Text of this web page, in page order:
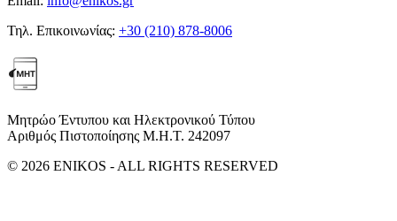
Τηλ. Επικοινωνίας: +30 (210) 878-8006
Μητρώο Έντυπου και Ηλεκτρονικού Τύπου
Αριθμός Πιστοποίησης Μ.Η.Τ. 242097
© 2026 ENIKOS - ALL RIGHTS RESERVED